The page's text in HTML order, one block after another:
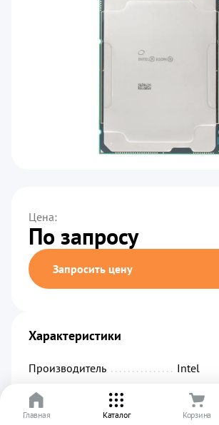
Цена:
По запросу
Запросить цену
Характеристики
Производитель
Intel
Код производителя
Артикул
Главная Каталог Корзина